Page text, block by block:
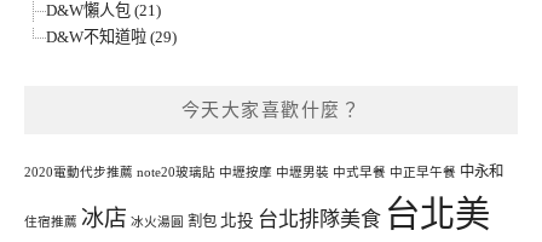
D&W懶人包 (21)
D&W不知道啦 (29)
今天大家喜歡什麼？
2020電動代步推薦 note20玻璃貼 中壢按摩 中壢男裝 中式早餐 中正早午餐 中永和
住宿推薦 冰店 冰火湯圓 割包 北投 台北排隊美食 台北美